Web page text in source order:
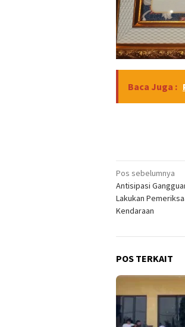
Baca Juga :
Navigasi
pos
Pos sebelumnya
Antisipasi
Lakukan
Kendaraan
POS TERKAIT